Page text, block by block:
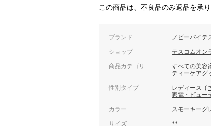
この商品は、不良品のみ返品を承
ブランド ノビーバイテ
ショップ テスコムオン
商品カテゴリ すべての美容
ティーケアグ
性別タイプ レディース (
家電・ビュー
カラー スモーキーグ
サイズ **